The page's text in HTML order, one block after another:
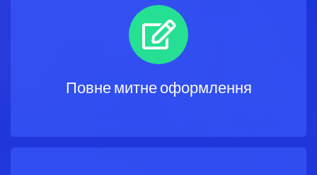
Повне митне оформлення